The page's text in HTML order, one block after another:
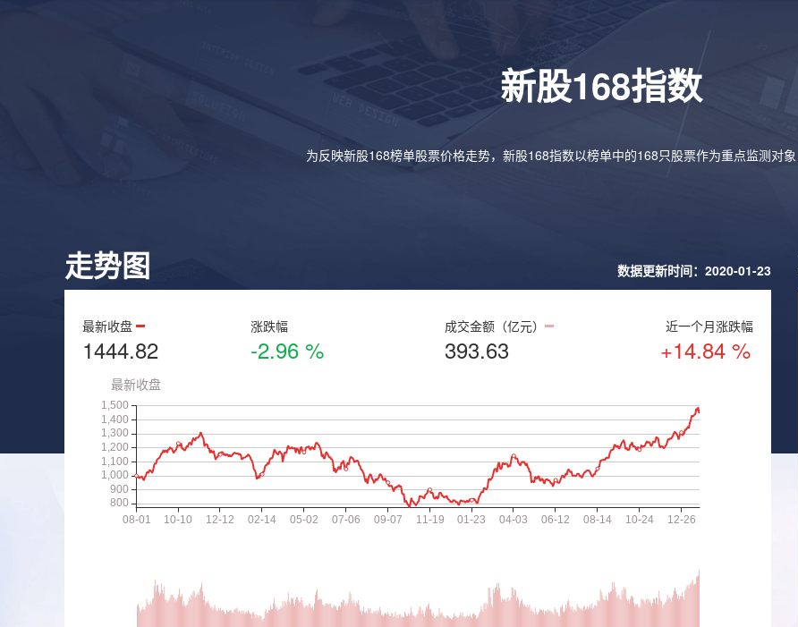
新股168指数
为反映新股168榜单股票价格走势，新股168指数以榜单中的168只股票作为重点监测对象
走势图 数据更新时间：2020-01-23
最新收盘
1444.82
涨跌幅
-2.96 %
成交金额（亿元）
393.63
近一个月涨跌幅
+14.84 %